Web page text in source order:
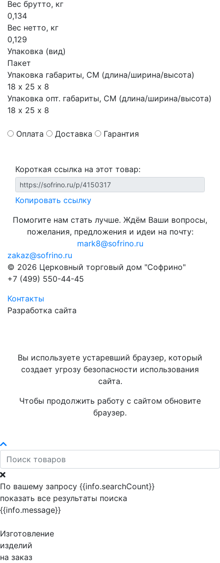
Вес брутто, кг
0,134
Вес нетто, кг
0,129
Упаковка (вид)
Пакет
Упаковка габариты, СМ (длина/ширина/высота)
18 х 25 х 8
Упаковка опт. габариты, СМ (длина/ширина/высота)
18 х 25 х 8
Оплата Доставка Гарантия
Короткая ссылка на этот товар:
Копировать ссылку
Помогите нам стать лучше. Ждём Ваши вопросы,
пожелания, предложения и идеи на почту:
mark8@sofrino.ru
zakaz@sofrino.ru
© 2026 Церковный торговый дом "Софрино"
+7 (499) 550-44-45
Контакты
Разработка сайта
Вы используете устаревший браузер, который
создает угрозу безопасности использования
сайта.
Чтобы продолжить работу с сайтом обновите
браузер.
По вашему запросу {{info.searchCount}}
показать все результаты поиска
{{info.message}}
Изготовление
изделий
на заказ